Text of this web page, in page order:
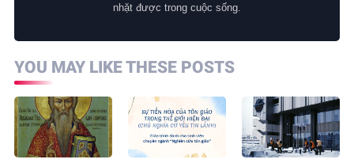
nhặt được trong cuộc sống.
YOU MAY LIKE THESE POSTS